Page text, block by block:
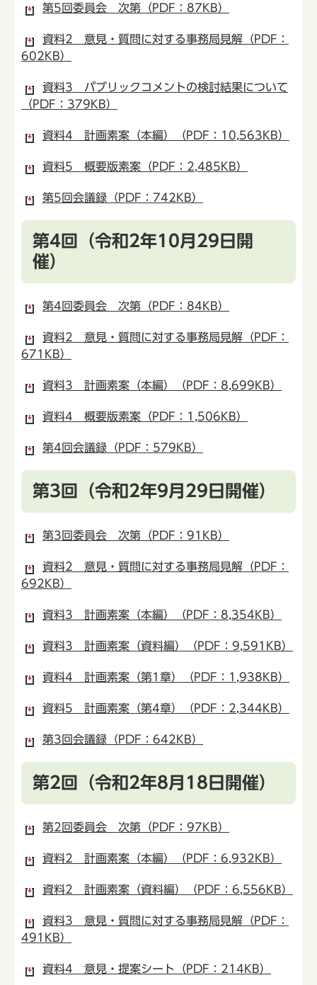
第5回委員会 次第（PDF：87KB）
資料2 意見・質問に対する事務局見解（PDF：
602KB）
資料3 パブリックコメントの検討結果について
（PDF：379KB）
資料4 計画素案（本編）（PDF：10,563KB）
資料5 概要版素案（PDF：2,485KB）
第5回会議録（PDF：742KB）
第4回（令和2年10月29日開
催）
第4回委員会 次第（PDF：84KB）
資料2 意見・質問に対する事務局見解（PDF：
671KB）
資料3 計画素案（本編）（PDF：8,699KB）
資料4 概要版素案（PDF：1,506KB）
第4回会議録（PDF：579KB）
第3回（令和2年9月29日開催）
第3回委員会 次第（PDF：91KB）
資料2 意見・質問に対する事務局見解（PDF：
692KB）
資料3 計画素案（本編）（PDF：8,354KB）
資料3 計画素案（資料編）（PDF：9,591KB）
資料4 計画素案（第1章）（PDF：1,938KB）
資料5 計画素案（第4章）（PDF：2,344KB）
第3回会議録（PDF：642KB）
第2回（令和2年8月18日開催）
第2回委員会 次第（PDF：97KB）
資料2 計画素案（本編）（PDF：6,932KB）
資料2 計画素案（資料編）（PDF：6,556KB）
資料3 意見・質問に対する事務局見解（PDF：
491KB）
資料4 意見・提案シート（PDF：214KB）